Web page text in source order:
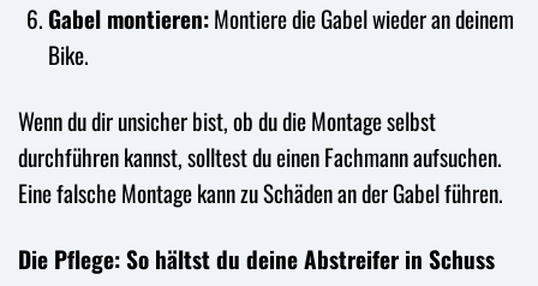
Gabel montieren:Montiere die Gabel wieder an deinem
Bike.
Wenn du dir unsicher bist, ob du die Montage selbst
durchführen kannst, solltest du einen Fachmann aufsuchen.
Eine falsche Montage kann zu Schäden an der Gabel führen.
Die Pflege: So hältst du deine Abstreifer in Schuss